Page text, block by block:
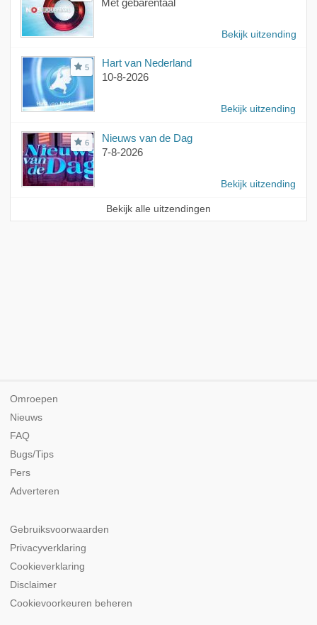
Met gebarentaal
Bekijk uitzending
5
Hart van Nederland
10-8-2026
Bekijk uitzending
6
Nieuws van de Dag
7-8-2026
Bekijk uitzending
Bekijk alle uitzendingen
Omroepen
Nieuws
FAQ
Bugs/Tips
Pers
Adverteren
Gebruiksvoorwaarden
Privacyverklaring
Cookieverklaring
Disclaimer
Cookievoorkeuren beheren